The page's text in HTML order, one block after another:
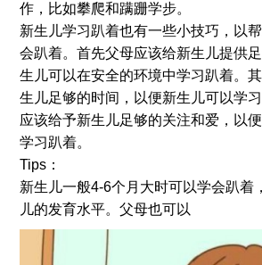
作，比如攀爬和蹒跚学步。
新生儿学习趴着也有一些小技巧，以
会趴着。首先父母应该给新生儿提供
生儿可以在安全的环境中学习趴着。
生儿足够的时间，以便新生儿可以学
应该给予新生儿足够的关注和爱，以
学习趴着。
Tips：
新生儿一般4-6个月大时可以学会趴着
儿的发育水平。父母也可以